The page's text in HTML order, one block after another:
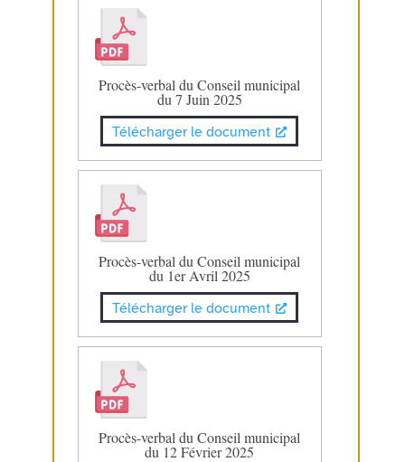
Procès-verbal du Conseil municipal
du 7 Juin 2025
Télécharger le document
Procès-verbal du Conseil municipal
du 1er Avril 2025
Télécharger le document
Procès-verbal du Conseil municipal
du 12 Février 2025